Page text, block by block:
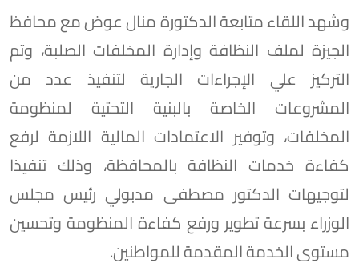
وشهد اللقاء متابعة الدكتورة منال عوض مع محافظ
الجيزة لملف النظافة وإدارة المخلفات الصلبة، وتم
التركيز علي الإجراءات الجارية لتنفيذ عدد من
المشروعات الخاصة بالبنية التحتية لمنظومة
المخلفات، وتوفير الاعتمادات المالية اللازمة لرفع
كفاءة خدمات النظافة بالمحافظة، وذلك تنفيذا
لتوجيهات الدكتور مصطفى مدبولي رئيس مجلس
الوزراء بسرعة تطوير ورفع كفاءة المنظومة وتحسين
مستوى الخدمة المقدمة للمواطنين.